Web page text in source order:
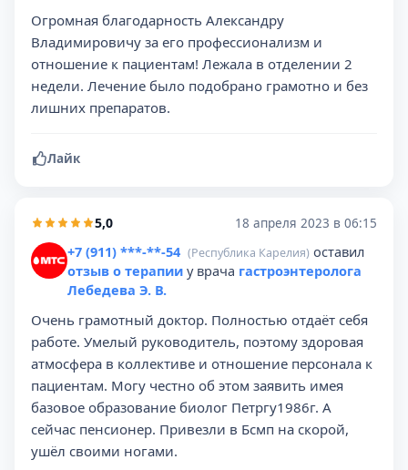
Огромная благодарность Александру
Владимировичу за его профессионализм и
отношение к пациентам! Лежала в отделении 2
недели. Лечение было подобрано грамотно и без
лишних препаратов.
Лайк
5,0 18 апреля 2023 в 06:15
+7 (911) ***-**-54 (Республика Карелия) оставил
отзыв о терапии у врача гастроэнтеролога
Лебедева Э. В.
Очень грамотный доктор. Полностью отдаёт себя
работе. Умелый руководитель, поэтому здоровая
атмосфера в коллективе и отношение персонала к
пациентам. Могу честно об этом заявить имея
базовое образование биолог Петргу1986г. А
сейчас пенсионер. Привезли в Бсмп на скорой,
ушёл своими ногами.